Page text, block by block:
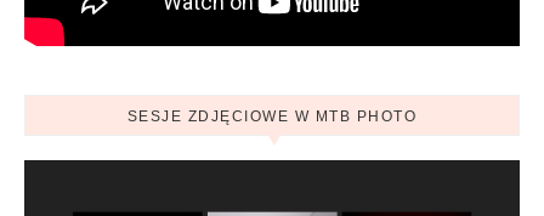
SESJE ZDJĘCIOWE W MTB PHOTO